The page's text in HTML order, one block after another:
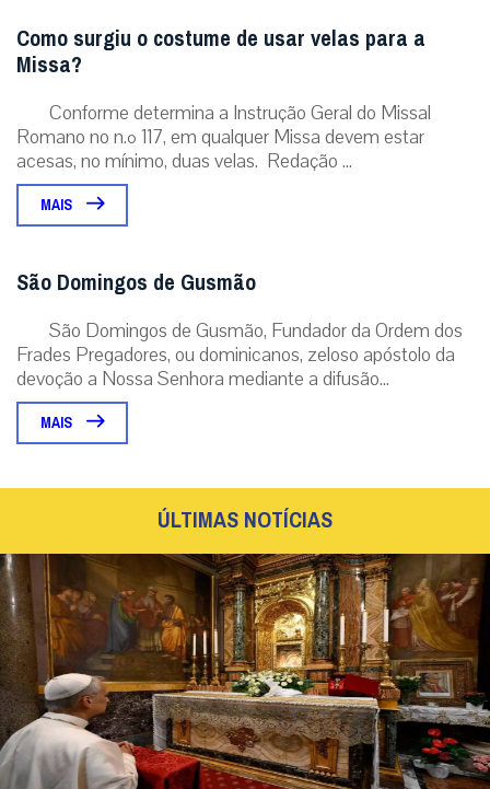
Como surgiu o costume de usar velas para a
Missa?
Conforme determina a Instrução Geral do Missal
Romano no n.º 117, em qualquer Missa devem estar
acesas, no mínimo, duas velas. Redação ...
MAIS
São Domingos de Gusmão
São Domingos de Gusmão, Fundador da Ordem dos
Frades Pregadores, ou dominicanos, zeloso apóstolo da
devoção a Nossa Senhora mediante a difusão...
MAIS
ÚLTIMAS NOTÍCIAS